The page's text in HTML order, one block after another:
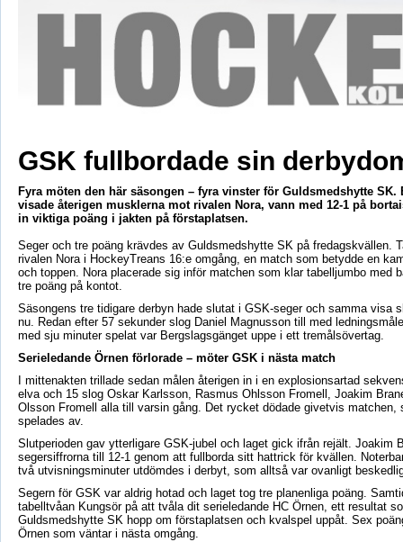
GSK fullbordade sin
Fyra möten den här säsongen – fyra vinster för Guldsmedshytte SK.
visade återigen musklerna mot rivalen Nora, vann med 12-1 på
in viktiga poäng i jakten på förstaplatsen.
Seger och tre poäng krävdes av Guldsmedshytte SK på fredagskvällen.
rivalen Nora i HockeyTreans 16:e omgång, en match som betydde en
och toppen. Nora placerade sig inför matchen som klar tabelljumbo med
tre poäng på kontot.
Säsongens tre tidigare derbyn hade slutat i GSK-seger och samma visa
nu. Redan efter 57 sekunder slog Daniel Magnusson till med
med sju minuter spelat var Bergslagsgänget uppe i ett tremålsövertag.
Serieledande Örnen förlorade – möter GSK i nästa match
I mittenakten trillade sedan målen återigen in i en explosionsartad
elva och 15 slog Oskar Karlsson, Rasmus Ohlsson Fromell, Joakim
Olsson Fromell alla till varsin gång. Det rycket dödade givetvis matchen,
spelades av.
Slutperioden gav ytterligare GSK-jubel och laget gick ifrån rejält. Joakim
segersiffrorna till 12-1 genom att fullborda sitt hattrick för kvällen.
två utvisningsminuter utdömdes i derbyt, som alltså var ovanligt
Segern för GSK var aldrig hotad och laget tog tre planenliga poäng.
tabelltvåan Kungsör på att tvåla dit serieledande HC Örnen, ett resultat
Guldsmedshytte SK hopp om förstaplatsen och kvalspel uppåt. Sex
Örnen som väntar i nästa omgång.